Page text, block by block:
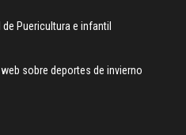
Puericultura e infantil
sobre deportes de invierno